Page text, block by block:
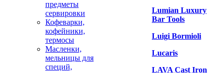
предметы
сервировки
Кофеварки,
кофейники,
термосы
Масленки,
мельницы для
специй,
Lumian Luxury
Bar Tools
Luigi Bormioli
Lucaris
LAVA Cast Iron